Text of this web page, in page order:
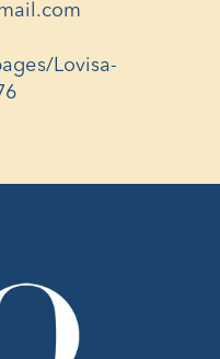
Lovisa-